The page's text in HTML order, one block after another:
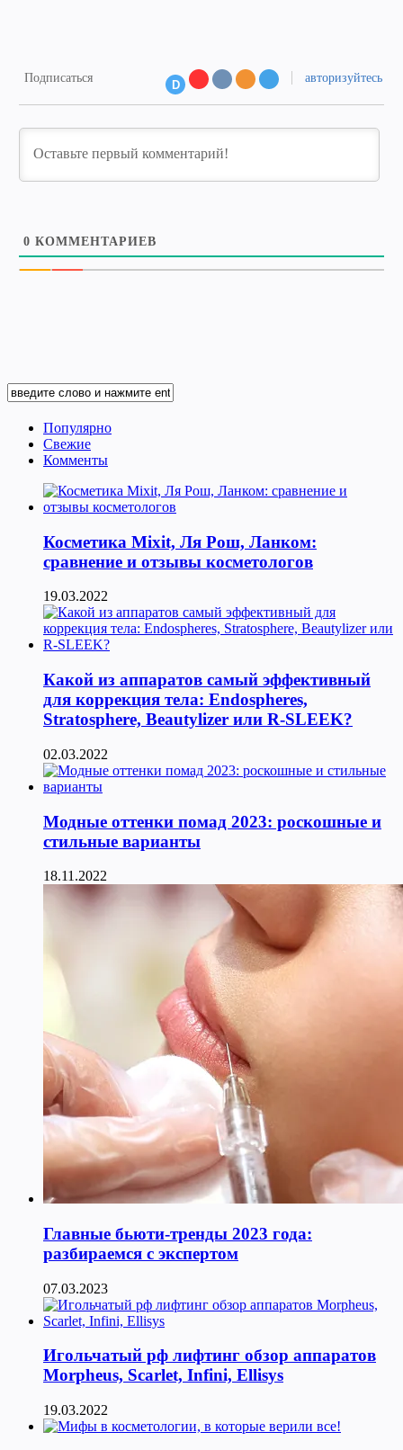
Подписаться
D
авторизуйтесь
0 КОММЕНТАРИЕВ
Популярно
Свежие
Комменты
Косметика Мixit, Ля Рош, Ланком:
сравнение и отзывы косметологов
19.03.2022
Какой из аппаратов самый эффективный
для коррекция тела: Endospheres,
Stratosphere, Beautylizer или R-SLEEK?
02.03.2022
Модные оттенки помад 2023: роскошные и
стильные варианты
18.11.2022
Главные бьюти-тренды 2023 года:
разбираемся с экспертом
07.03.2023
Игольчатый рф лифтинг обзор аппаратов
Morpheus, Scarlet, Infini, Ellisys
19.03.2022